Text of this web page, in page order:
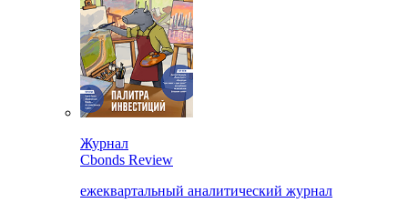
Журнал
Cbonds Review
ежеквартальный аналитический журнал